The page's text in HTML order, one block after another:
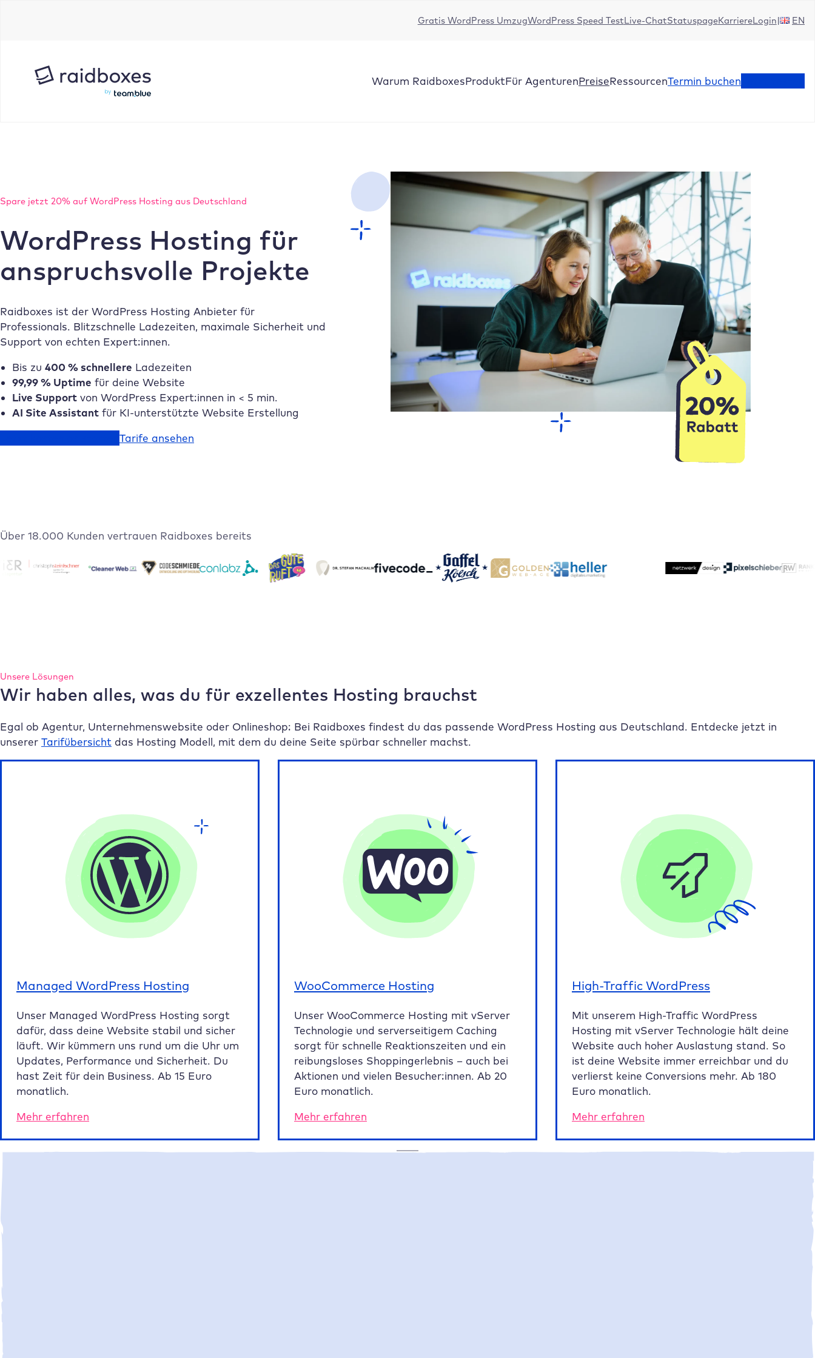
Gratis WordPress UmzugWordPress Speed TestLive-ChatStatuspageKarriereLogin EN
Warum RaidboxesProduktFür AgenturenPreiseRessourcenTermin buchen
Spare jetzt 20% auf WordPress Hosting aus Deutschland
WordPress Hosting für
anspruchsvolle Projekte
Raidboxes ist der WordPress Hosting Anbieter für
Professionals. Blitzschnelle Ladezeiten, maximale Sicherheit und
Support von echten Expert:innen.
Bis zu 400 % schnellere Ladezeiten
99,99 % Uptime für deine Website
Live Supportvon WordPress Expert:innen in < 5 min.
AI Site Assistantfür KI-unterstützte Website Erstellung
Tarife ansehen
Über 18.000 Kunden vertrauen Raidboxes bereits
Unsere Lösungen
Wir haben alles, was du für exzellentes Hosting brauchst
Egal ob Agentur, Unternehmenswebsite oder Onlineshop: Bei Raidboxes findest du das passende WordPress Hosting aus Deutschland. Entdecke jetzt in
unserer Tarifübersicht das Hosting Modell, mit dem du deine Seite spürbar schneller machst.
Managed WordPress Hosting
Unser Managed WordPress Hosting sorgt
dafür, dass deine Website stabil und sicher
läuft. Wir kümmern uns rund um die Uhr um
Updates, Performance und Sicherheit. Du
hast Zeit für dein Business. Ab 15 Euro
monatlich.
Mehr erfahren
WooCommerce Hosting
Unser WooCommerce Hosting mit vServer
Technologie und serverseitigem Caching
sorgt für schnelle Reaktionszeiten und ein
reibungsloses Shoppingerlebnis – auch bei
Aktionen und vielen Besucher:innen. Ab 20
Euro monatlich.
Mehr erfahren
High-Traffic WordPress
Mit unserem High-Traffic WordPress
Hosting mit vServer Technologie hält deine
Website auch hoher Auslastung stand. So
ist deine Website immer erreichbar und du
verlierst keine Conversions mehr. Ab 180
Euro monatlich.
Mehr erfahren